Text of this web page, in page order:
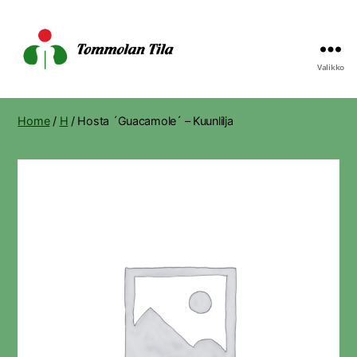
Tila
Valikko
Home/ H / Hosta ´Guacamole´ – Kuunlilja